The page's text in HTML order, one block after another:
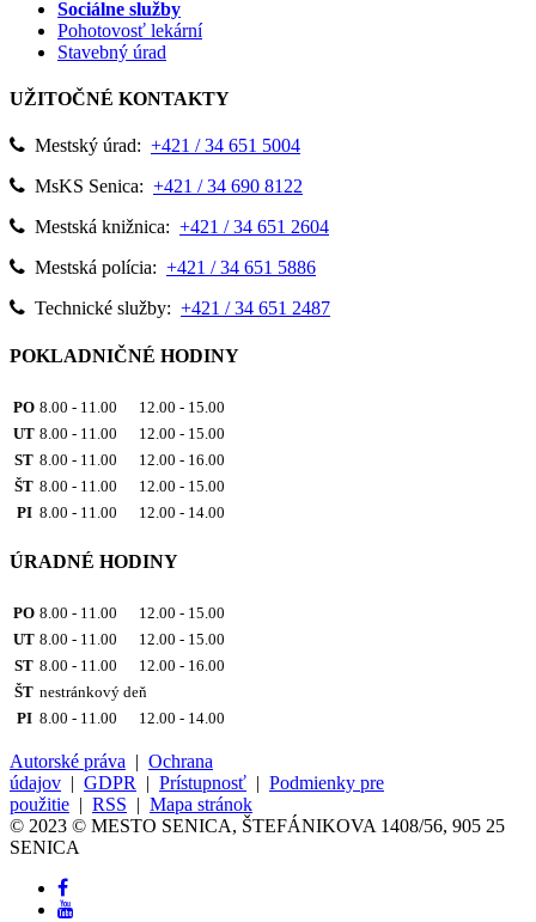
Sociálne služby
Pohotovosť lekární
Stavebný úrad
UŽITOČNÉ KONTAKTY
Mestský úrad: +421 / 34 651 5004
MsKS Senica: +421 / 34 690 8122
Mestská knižnica: +421 / 34 651 2604
Mestská polícia: +421 / 34 651 5886
Technické služby: +421 / 34 651 2487
POKLADNIČNÉ HODINY
PO 8.00 - 11.00 12.00 - 15.00
UT 8.00 - 11.00 12.00 - 15.00
ST 8.00 - 11.00 12.00 - 16.00
ŠT 8.00 - 11.00 12.00 - 15.00
PI 8.00 - 11.00 12.00 - 14.00
ÚRADNÉ HODINY
PO 8.00 - 11.00 12.00 - 15.00
UT 8.00 - 11.00 12.00 - 15.00
ST 8.00 - 11.00 12.00 - 16.00
ŠT nestránkový deň
PI 8.00 - 11.00 12.00 - 14.00
Autorské práva | Ochrana
údajov | GDPR | Prístupnosť | Podmienky pre
použitie | RSS | Mapa stránok
© 2023 © MESTO SENICA, ŠTEFÁNIKOVA 1408/56, 905 25
SENICA